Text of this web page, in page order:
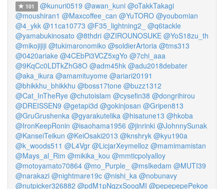
101 @kunuri0519 @awan_kuni @oTakkTakagi
@moushiran1 @Maxcoffee_can @YuTORO @youbomian
@4_ykk @11ca10773 @F35_lightning2_
@q6tackle
@yamabukinosato @8thdri @ZIROUNOSUKE @YoS18zu_th
@mikojijiji @tukimaronomiko @soldierArtoria @tms313
@0420ariake @4CEbPi3VCZ5xgYo @7chi_aaa
@9KqCc0LDTkZhG8O @adm45hk @adu2018debater
@aka_ikura @amamituyome @ariari20191
@bhikkhu_bhikkhu @boss17tone @buzz1312
@Cat_InTheRye @chutoislam @cysefin38 @dongrihirou
@DREISSEN9 @getapi3d @gokinjosan @Gripen813
@GruGrushenka @gyarakutelika @hisatune13 @hkoba
@IronKeepRonin @isaohama1956 @jinrinki @JohnnySunak
@KanseiTeikun @KeiOsaki2013 @knshryk @kyu190a
@k_woods511 @L4Vgr @LicjarXeymelloz @mamimamistan
@Mays_al_Rim @mikika_kou @mmticpolyalloy
@motoyamato70864 @mo_Purple_ @msIkedam @MUTI39
@narakazi @nightmare19c @nishi_ka @nobunavy
@nutpicker326882 @pdM1pNqzxSoogMI @pepepepePekoe